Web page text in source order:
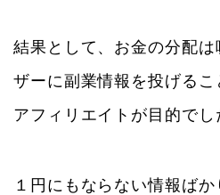
結果として、お金の分配
ザーに副業情報を投げる
アフィリエイトが目的でし
１円にもならない情報ば